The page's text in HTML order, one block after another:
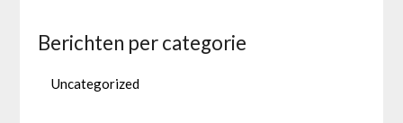
Berichten per categorie
Uncategorized